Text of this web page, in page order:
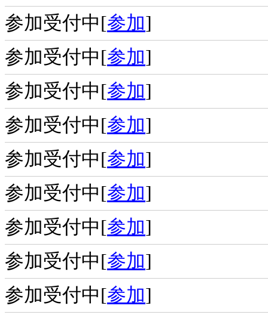
参加受付中[参加]
参加受付中[参加]
参加受付中[参加]
参加受付中[参加]
参加受付中[参加]
参加受付中[参加]
参加受付中[参加]
参加受付中[参加]
参加受付中[参加]